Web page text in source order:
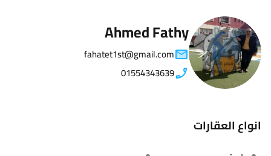
Ahmed Fathy
fahatet1st@gmail.com
01554343639
انواع العقارات